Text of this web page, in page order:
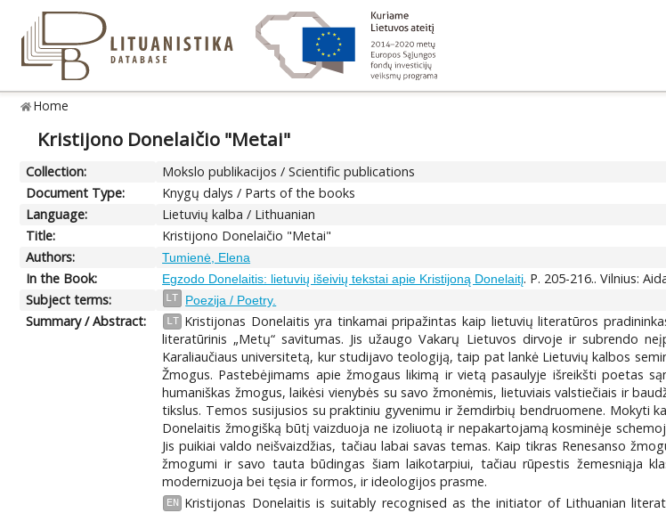
Home
Kristijono Donelaičio "Metai"
Collection:
Mokslo publikacijos / Scientific publications
Document Type:
Knygų dalys / Parts of the books
Language:
Lietuvių kalba / Lithuanian
Title:
Kristijono Donelaičio "Metai"
Authors:
Tumienė, Elena
In the Book: Egzodo Donelaitis: lietuvių išeivių tekstai apie Kristijoną Donelaitį. P. 205-216.. Vilnius:
Subject terms:
LT Poezija / Poetry.
Summary / Abstract: LT Kristijonas Donelaitis yra tinkamai pripažintas kaip lietuvių literatūros
literatūrinis „Metų“ savitumas. Jis užaugo Vakarų Lietuvos dirvoje ir subrendo
Karaliaučiaus universitetą, kur studijavo teologiją, taip pat lankė Lietuvių kalbos
Žmogus. Pastebėjimams apie žmogaus likimą ir vietą pasaulyje išreikšti poetas
humaniškas žmogus, laikėsi vienybės su savo žmonėmis, lietuviais valstiečiais ir
tikslus. Temos susijusios su praktiniu gyvenimu ir žemdirbių bendruomene. Mokyti
Donelaitis žmogišką būtį vaizduoja ne izoliuotą ir nepakartojamą kosminėje
Jis puikiai valdo neišvaizdžias, tačiau labai savas temas. Kaip tikras Renesanso
žmogumi ir savo tauta būdingas šiam laikotarpiui, tačiau rūpestis žemesniąja
modernizuoja bei tęsia ir formos, ir ideologijos prasme.
EN
Kristijonas Donelaitis is suitably recognised as the initiator of Lithuanian